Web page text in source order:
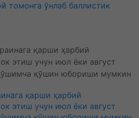
томонга ўнлаб баллистик
қарши ҳарбий
этиш учун июл ёки август